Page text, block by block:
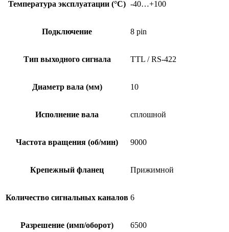
Температура эксплуатации (°C) -40…+100
Подключение 8 pin
Тип выходного сигнала TTL / RS-422
Диаметр вала (мм) 10
Исполнение вала сплошной
Частота вращения (об/мин) 9000
Крепежный фланец Прижимной
Количество сигнальных каналов 6
Разрешение (имп/оборот) 6500